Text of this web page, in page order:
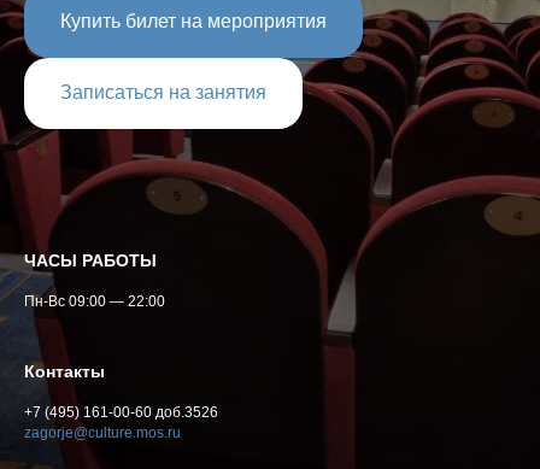
Купить билет на мероприятия
Записаться на занятия
ЧАСЫ РАБОТЫ
Пн-Вс 09:00 — 22:00
Контакты
+7 (495) 161-00-60 доб.3526
zagorje@culture.mos.ru